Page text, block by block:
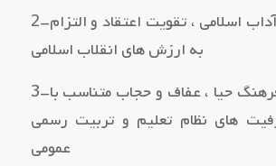
2–تعمیق تربیت و آداب اسلامی ، تقویت اعتقاد و التزام
به ارزش هاي انقلاب اسلامی
3–ترویج و تعمیق فرهنگ حیا ، عفاف و حجاب متناسب با
هاي نظام تعلیم و تربیت رسمی
عمومی